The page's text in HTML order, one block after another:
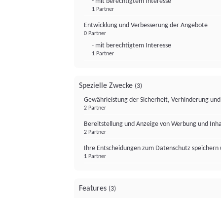
1 Partner
Entwicklung und Verbesserung der Angebote
0 Partner
- mit berechtigtem Interesse
1 Partner
Spezielle Zwecke (3)
Gewährleistung der Sicherheit, Verhinderung
2 Partner
Bereitstellung und Anzeige von Werbung und
2 Partner
Ihre Entscheidungen zum Datenschutz
1 Partner
Features (3)